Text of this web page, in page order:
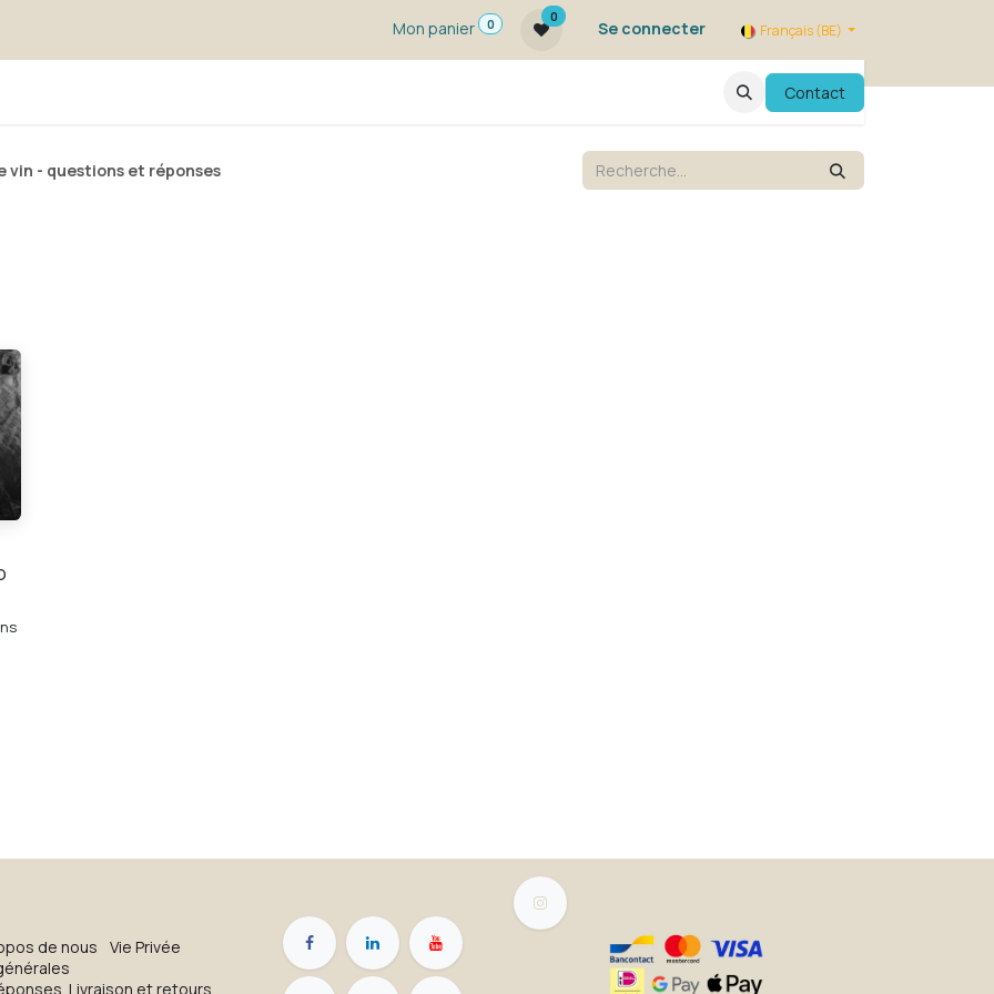
Mon panier
0
0
Se connecter Français (BE)
FAQ Evenements
Contact
vin - questions et réponses
de nous
Vie Privée
Livraison et retours